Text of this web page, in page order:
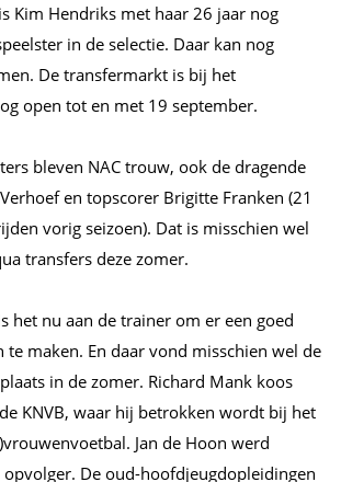
Kim Hendriks met haar 26 jaar nog
in de selectie. Daar kan nog
De transfermarkt is bij het
open tot en met 19 september.
bleven NAC trouw, ook de dragende
en topscorer Brigitte Franken (21
vorig seizoen). Dat is misschien wel
transfers deze zomer.
het nu aan de trainer om er een goed
te maken. En daar vond misschien wel de
in de zomer. Richard Mank koos
KNVB, waar hij betrokken wordt bij het
Jan de Hoon werd
opvolger. De oud-hoofdjeugdopleidingen